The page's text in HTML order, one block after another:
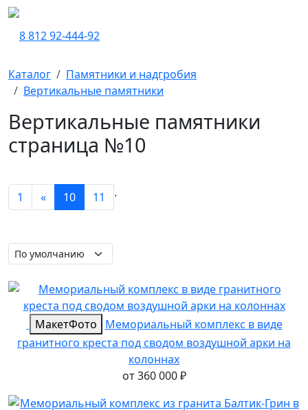
8 812 92-444-92
Каталог
Памятники и надгробия
Вертикальные памятники
Вертикальные памятники
страница №10
1 « 10 11 .
МакетФото
Мемориальный комплекс в виде
гранитного креста под сводом воздушной арки на
колоннах
от 360 000₽